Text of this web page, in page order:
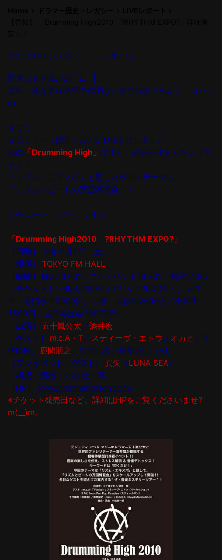
今朝、やけに涼しいな?(・_・;)と思ったらッ！
関東にも台風がΣ(゜Д゜||;)
皆様、急な気候激変で体調など崩されませぬよう……(≧ヘ
≦) 。
さて?。
先日チラーッ[壁|_-]ﾁﾗｯ とお知らせしました
秋の 「Drumming High」 ですが、詳細が決まったようで
すよ！
「リズム・エキスポ」と題した今回のテーマは……
『リズムとビートの万国博覧会』！
コチラーン（＾?＾）↓↓↓
「Drumming High2010 ?RHYTHM EXPO?」
［日時］ 10年11月6日（土）
［場所］ TOKYO FM HALL
［時間］ 開場16:00?／プレイベント16:30?／開演17:30?
［チケット］ 一般4,500円（オリジナルCD付）／大学
生・専門学生3000円／中学・高校生2000 円／小学生
1500 円（当日券は各300 円 UP）
［出演］ 五十嵐公太 ／酒井麿
［ゲスト］ m.c.A・T／スティーヴ・エトウ ／オカピ／千
代園剛／ 鹿間朋之 ／白石元久／稲葉雅己（VJ）
［プレイベント・ゲスト］ 真矢 （LUNA SEA）
［構成・演出］ 小松壮一郎
［HP］ www.drumminghigh.com/
※チケット発売日など、詳細はHPをご覧くださいませ?
m(__)m。